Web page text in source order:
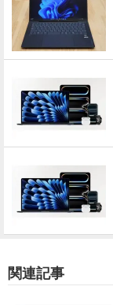
関連記事